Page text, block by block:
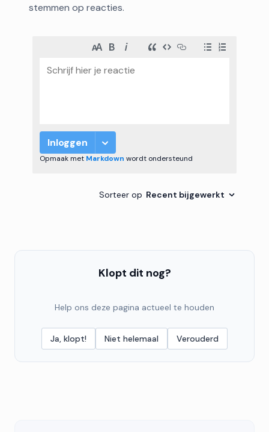
stemmen op reacties.
Klopt dit nog?
Help ons deze pagina actueel te houden
Ja, klopt! Niet helemaal Verouderd